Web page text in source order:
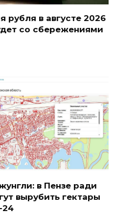
рубля в августе 2026
со сбережениями
в Пензе ради
вырубить гектары
24